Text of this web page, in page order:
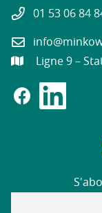
01 53 06 84
Ligne 9 –